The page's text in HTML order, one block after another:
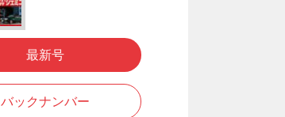
最新号
バックナンバー